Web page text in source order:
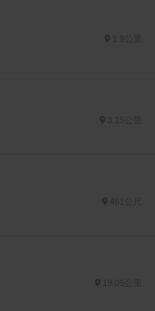
3.15公里
19.05公里